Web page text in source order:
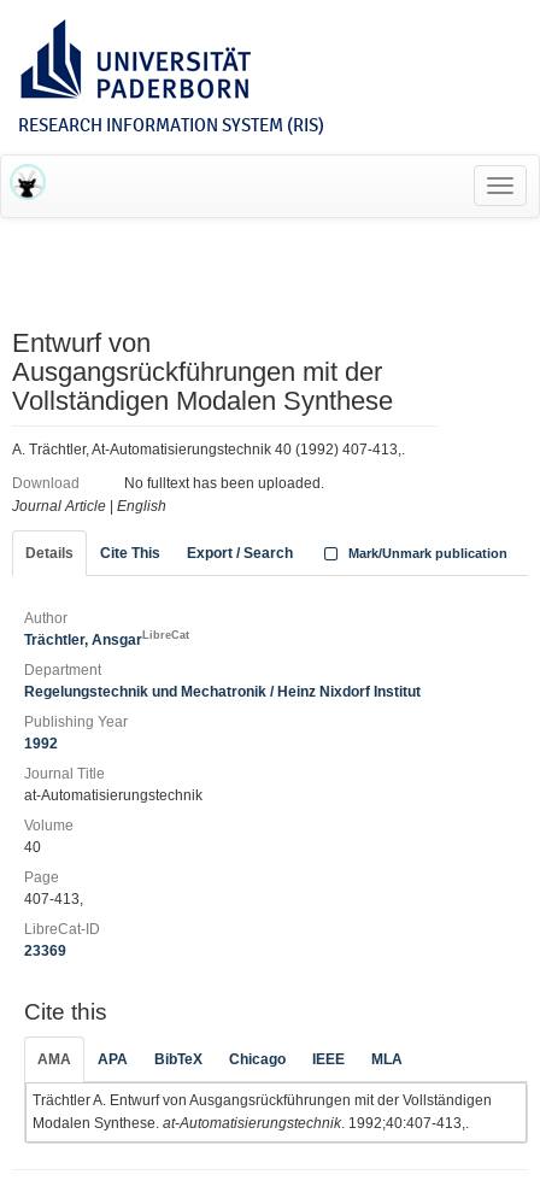
RESEARCH INFORMATION SYSTEM (RIS)
Entwurf von
Ausgangsrückführungen mit der
Vollständigen Modalen Synthese
A. Trächtler, At-Automatisierungstechnik 40 (1992) 407-413,.
Download
No fulltext has been uploaded.
Journal Article
English
Details Cite This Export / Search Mark/Unmark publication
Author
Trächtler, Ansgar LibreCat
Department
Regelungstechnik und Mechatronik / Heinz Nixdorf Institut
Publishing Year
1992
Journal Title
at-Automatisierungstechnik
Volume
40
Page
407-413,
LibreCat-ID
23369
Cite this
AMA APA BibTeX Chicago IEEE MLA
Trächtler A. Entwurf von Ausgangsrückführungen mit der Vollständigen
Modalen Synthese. at-Automatisierungstechnik. 1992;40:407-413,.